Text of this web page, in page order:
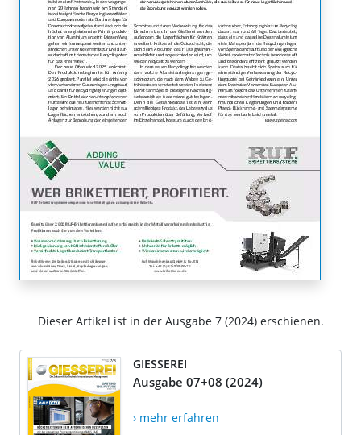
Dieser Artikel ist in der Ausgabe 7 (2024) erschienen.
GIESSEREI
Ausgabe 07+08 (2024)
› mehr erfahren